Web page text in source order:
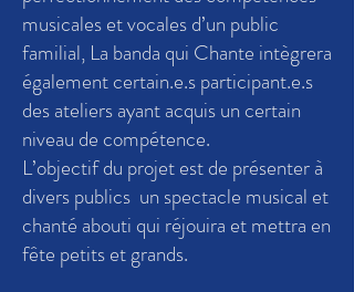
musicales et vocales d’un public
familial, La banda qui Chante intègrera
également certain.e.s participant.e.s
des ateliers ayant acquis un certain
niveau de compétence.
L’objectif du projet est de présenter à
divers publics un spectacle musical et
chanté abouti qui réjouira et mettra en
fête petits et grands.